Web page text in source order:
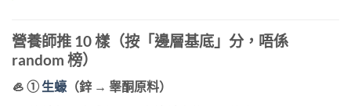
營養師推 10 樣（按「邊層基底」分，唔係
random 榜）
🦪 ① 生蠔 （鋅 → 睾酮原料）